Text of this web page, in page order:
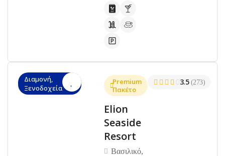
Διαμονή,
Ξενοδοχεία
Premium
Πακέτο
Elion
Seaside
Resort
Βασιλικό,
3.5 (273)